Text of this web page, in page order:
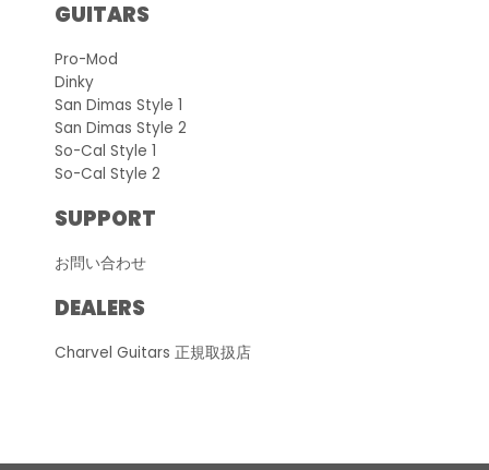
GUITARS
Pro-Mod
Dinky
San Dimas Style 1
San Dimas Style 2
So-Cal Style 1
So-Cal Style 2
SUPPORT
お問い合わせ
DEALERS
Charvel Guitars 正規取扱店